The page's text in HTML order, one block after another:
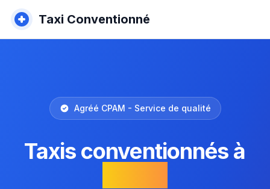
Taxi Conventionné
Agréé CPAM - Service de qualité
Taxis conventionnés à